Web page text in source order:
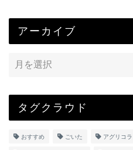
アーカイブ
タグクラウド
おすすめ ごいた アグリコラ